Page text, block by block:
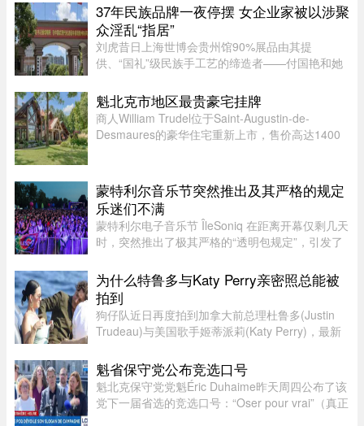
37年民族品牌一夜停摆 女企业家被以涉聚
众淫乱“指居”
刘虎昔日上海世博会贵州馆90%展品由其提
供、“国礼”级民族手工艺的缔造者——付国艳和她
们曾以百年老店为目标而努力，37年来克服了非
典、经济危机、疫情等重重困难。 ...
魁北克市地区最贵豪宅挂牌
商人William Trudel位于Saint-Augustin-de-
Desmaures的豪华住宅重新上市，售价高达1400
的豪宅。这栋位于Joseph-Dugal街 ...
蒙特利尔音乐节突然推出及其严格的规定
乐迷们不满
蒙特利尔电子音乐节 ÎleSoniq 在距离开幕仅剩几天
时，突然推出了极其严格的“透明包规定”，引发了
门用的腰包，结果在 ÎleSoniq 开幕前几天还得折腾
着重新买一个，太 ...
为什么特鲁多与Katy Perry亲密照总能被
拍到
狗仔队近日再度拍到加拿大前总理杜鲁多(Justin
Trudeau)与美国歌手姬蒂派莉(Katy Perry)，最新
动和拥吻，举止形影不离，再度成为娱乐媒体焦
点，也成功吸引美国参议员的 ...
魁省保守党公布竞选口号
魁北克保守党党魁Éric Duhaime昨天周四公布了该
党下一届省选的竞选口号：“Oser pour vrai”（真正